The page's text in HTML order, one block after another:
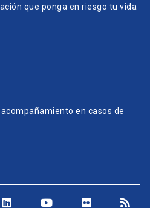
que ponga en riesgo tu vida
en casos de